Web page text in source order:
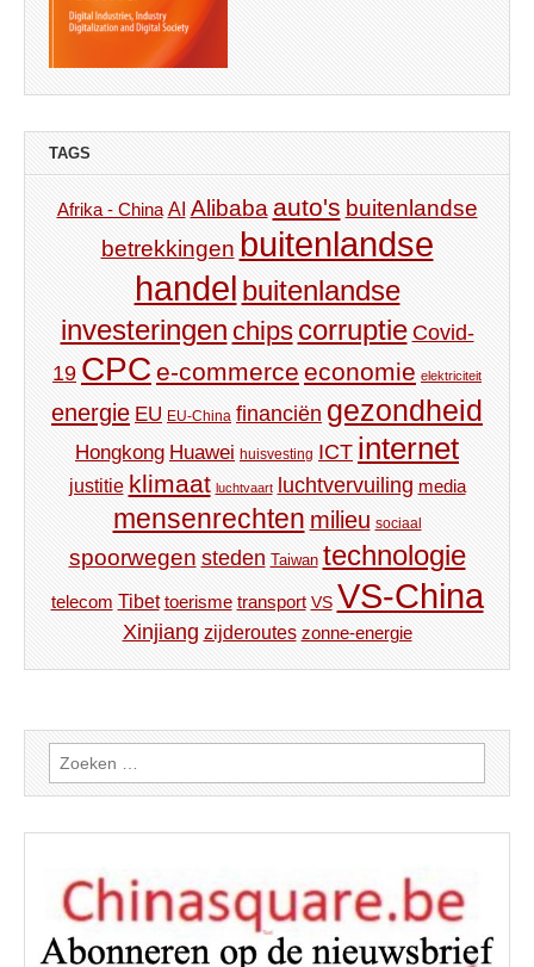
TAGS
Afrika - China AI Alibaba auto's buitenlandse
betrekkingen buitenlandse
handel buitenlandse
investeringen chips corruptie Covid-
19 CPC e-commerce economie elektriciteit
energie EU EU-China financiën gezondheid
Hongkong Huawei huisvesting ICT internet
justitie klimaat luchtvaart luchtvervuiling media
mensenrechten milieu sociaal
spoorwegen steden Taiwan technologie
telecom Tibet toerisme transport VS VS-China
Xinjiang zijderoutes zonne-energie
Zoeken
naar: